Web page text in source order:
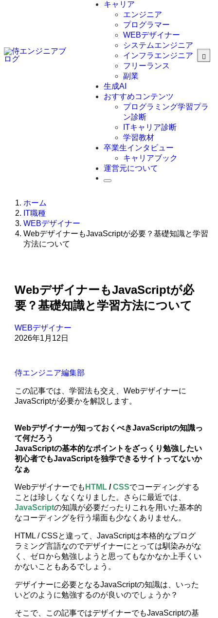
C言語
C#
VBA
Go言語
Kotlin
Java
JavaScript
Swift
Ruby
キャリア
エンジニア
プログラマー
WEBデザイナー
システムエンジニア
インフラエンジニア
フリーランス
副業
生成AI
おすすめコンテンツ
プログラミング学習プラ
ン診断
ITキャリア診断
学習教材
卒業生インタビュー
キャリアブック
運営元について
ホーム
IT職種
WEBデザイナー
WebデザイナーもJavaScriptが必要？基礎知識と学習
方法について
WebデザイナーもJavaScriptが必
要？基礎知識と学習方法について
WEBデザイナー
2026年1月12日
侍エンジニア編集部
この記事では、学習法も交え、Webデザイナーに
JavaScriptが必要かを解説します。
Webデザイナーが知っておくべきJavaScriptの知識っ
て何だろう
JavaScriptの基本的なポイントをざっくり勉強したい
初心者でもJavaScriptを独学できるサイトってないか
なぁ
Webデザイナーでも HTML/CSSでコーディングする
ことは珍しくなくなりました。さらに最近では、
JavaScriptの知識が必要だったりこれを用いた基本的
なコーディングを行う場面も少なくありません。
HTML / CSSと違って、JavaScriptは本格的なプログ
ラミング言語なのでデザイナーにとっては馴染みがな
く、ゼロから勉強しようと思ってもなかなか上手くい
かないこともあるでしょう。
デザイナーに必要となるJavaScriptの知識は、いった
いどのように勉強するのが良いのでしょうか？
そこで、この記事ではデザイナーでもJavaScriptの基